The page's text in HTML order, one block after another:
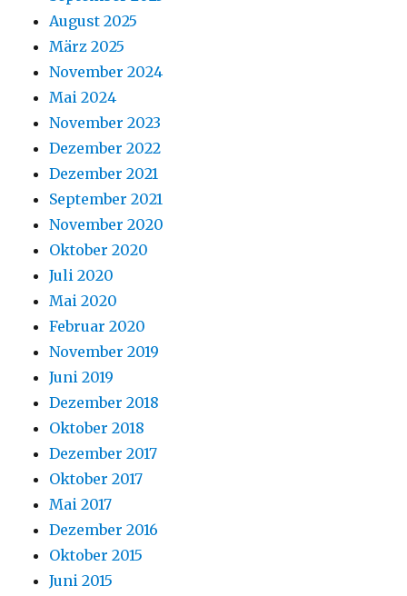
August 2025
März 2025
November 2024
Mai 2024
November 2023
Dezember 2022
Dezember 2021
September 2021
November 2020
Oktober 2020
Juli 2020
Mai 2020
Februar 2020
November 2019
Juni 2019
Dezember 2018
Oktober 2018
Dezember 2017
Oktober 2017
Mai 2017
Dezember 2016
Oktober 2015
Juni 2015